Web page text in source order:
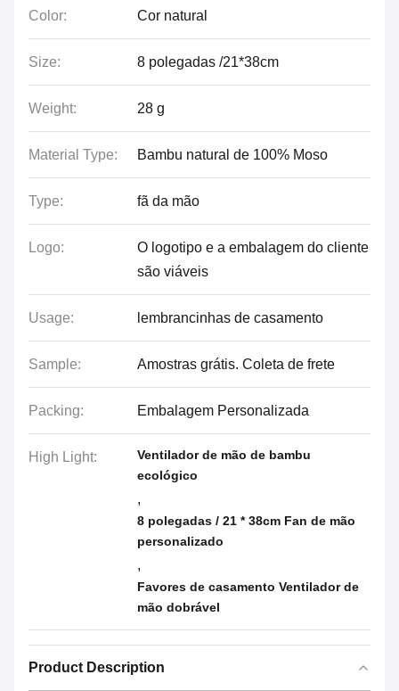
Color: Cor natural
Size: 8 polegadas /21*38cm
Weight: 28 g
Material Type: Bambu natural de 100% Moso
Type: fã da mão
Logo:
O logotipo e a embalagem do cliente
são viáveis
Usage: lembrancinhas de casamento
Sample: Amostras grátis. Coleta de frete
Packing: Embalagem Personalizada
High Light:
Ventilador de mão de bambu
ecológico
,
8 polegadas / 21 * 38cm Fan de mão
personalizado
,
Favores de casamento Ventilador de
mão dobrável
Product Description